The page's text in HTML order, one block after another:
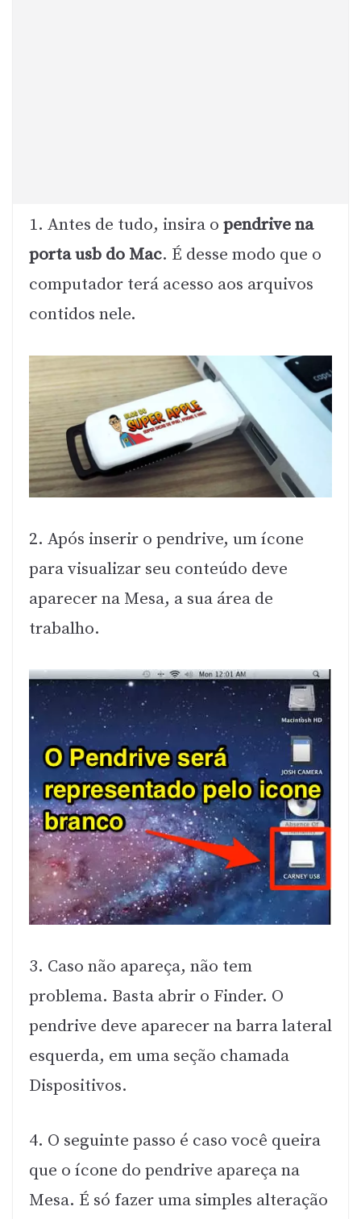
1. Antes de tudo, insira o pendrive na
porta usb do Mac. É desse modo que o
computador terá acesso aos arquivos
contidos nele.
2. Após inserir o pendrive, um ícone
para visualizar seu conteúdo deve
aparecer na Mesa, a sua área de
trabalho.
3. Caso não apareça, não tem
problema. Basta abrir o Finder. O
pendrive deve aparecer na barra lateral
esquerda, em uma seção chamada
Dispositivos.
4. O seguinte passo é caso você queira
que o ícone do pendrive apareça na
Mesa. É só fazer uma simples alteração